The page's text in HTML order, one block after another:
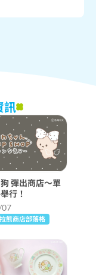
訊
彈出商店〜單
行！
熊商店部落格